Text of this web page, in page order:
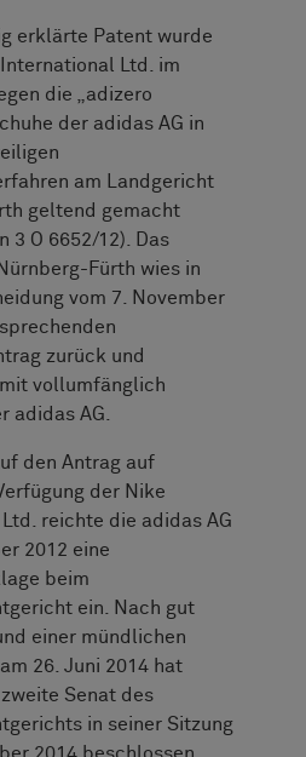
erklärte Patent wurde
Ltd. im
die „adizero
der adidas AG in
am Landgericht
geltend gemacht
3 O 6652/12). Das
Fürth wies in
vom 7. November
zurück und
vollumfänglich
adidas AG.
den Antrag auf
der Nike
reichte die adidas AG
2012 eine
beim
ein. Nach gut
einer mündlichen
26. Juni 2014 hat
Senat des
in seiner Sitzung